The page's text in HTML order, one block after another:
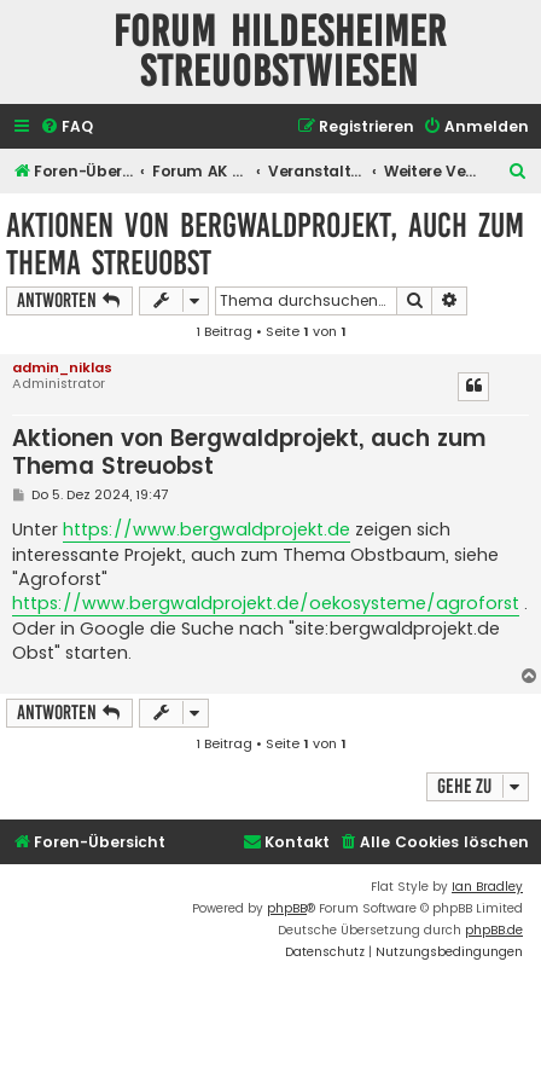
Forum Hildesheimer
Streuobstwiesen
FAQ Anmelden
Registrieren
Foren-Übersicht Forum AK Hildesheimer Streuobstwiesen Veranstaltungen Weitere Veranstaltungen
Aktionen von Bergwaldprojekt, auch zum
Thema Streuobst
Antworten Suche
1 Beitrag • Seite1 von 1
admin_niklas
Administrator
Aktionen von Bergwaldprojekt, auch zum
Thema Streuobst
B
i
t
r
a
g
Do 5. Dez 2024, 19:47
Unter https://www.bergwaldprojekt.de zeigen sich
interessante Projekt, auch zum Thema Obstbaum, siehe
"Agroforst"
https://www.bergwaldprojekt.de/oekosysteme/agroforst .
Oder in Google die Suche nach "site:bergwaldprojekt.de
Obst" starten.
Antworten
1 Beitrag • Seite1 von 1
Gehe zu
Foren-Übersicht Alle Cookies löschen
Kontakt
Flat Style by Ian Bradley
Powered by phpBB® Forum Software © phpBB Limited
Deutsche Übersetzung durch phpBB.de
Datenschutz | Nutzungsbedingungen